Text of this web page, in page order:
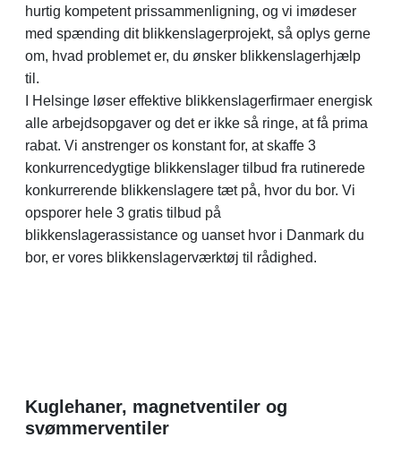
hurtig kompetent prissammenligning, og vi imødeser
med spænding dit blikkenslagerprojekt, så oplys gerne
om, hvad problemet er, du ønsker blikkenslagerhjælp
til.
I Helsinge løser effektive blikkenslagerfirmaer energisk
alle arbejdsopgaver og det er ikke så ringe, at få prima
rabat. Vi anstrenger os konstant for, at skaffe 3
konkurrencedygtige blikkenslager tilbud fra rutinerede
konkurrerende blikkenslagere tæt på, hvor du bor. Vi
opsporer hele 3 gratis tilbud på
blikkenslagerassistance og uanset hvor i Danmark du
bor, er vores blikkenslagerværktøj til rådighed.
Kuglehaner, magnetventiler og
svømmerventiler